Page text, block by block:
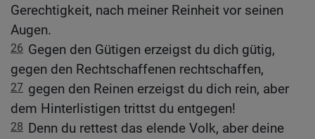
Gerechtigkeit, nach meiner Reinheit vor seinen
Augen.
26 Gegen den Gütigen erzeigst du dich gütig,
gegen den Rechtschaffenen rechtschaffen,
27 gegen den Reinen erzeigst du dich rein, aber
dem Hinterlistigen trittst du entgegen!
28 Denn du rettest das elende Volk, aber deine